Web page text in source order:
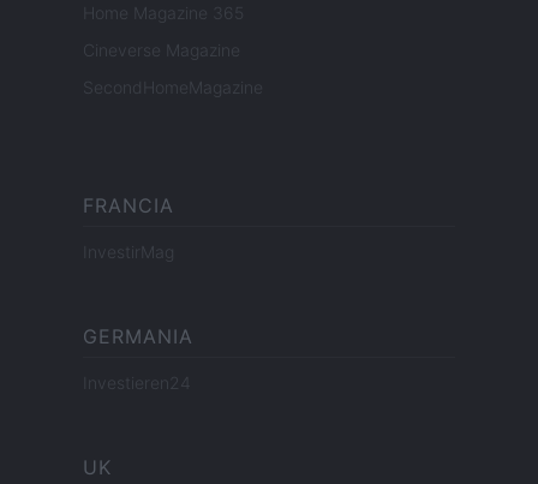
Home Magazine 365
Cineverse Magazine
SecondHomeMagazine
FRANCIA
InvestirMag
GERMANIA
Investieren24
UK